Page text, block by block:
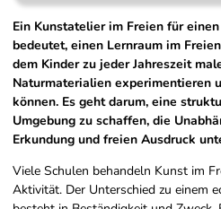
Ein Kunstatelier im Freien für
bedeutet, einen Lernraum im
dem Kinder zu jeder Jahreszeit
Naturmaterialien experimentieren
können. Es geht darum, eine
Umgebung zu schaffen, die
Erkundung und freien Ausdruck
Viele Schulen behandeln Kunst im
Aktivität. Der Unterschied zu einem